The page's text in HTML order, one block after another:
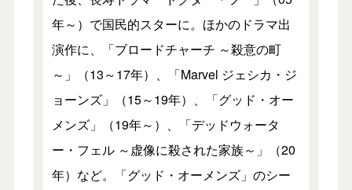
年～）で国民的スターに。ほかのドラマ出
演作に、「ブロードチャーチ ～殺意の町
～」（13～17年）、「Marvel ジェシカ・ジ
ョーンズ」（15～19年）、「グッド・オー
メンズ」（19年～）、「デッドウォータ
ー・フェル ～虚像に殺された家族～」（20
年）など。「グッド・オーメンズ」のシー